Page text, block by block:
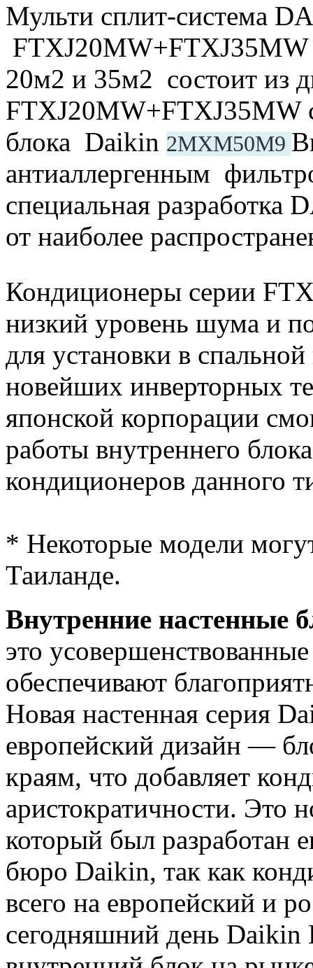
Мульти сплит-система
20м2 и 35м2 состоит из
FTXJ20MW+FTXJ35MW
блока Daikin 2MXM50M9
антиаллергенным
специальная разработка
от наиболее
Кондиционеры серии
низкий уровень шума и
для установки в
новейших инверторных
японской корпорации
работы внутреннего
кондиционеров данного
* Некоторые модели
Таиланде.
Внутренние настенные
это
обеспечивают
Новая настенная серия
европейский дизайн —
краям, что добавляет
аристократичности. Это
который был разработан
бюро Daikin, так как
всего на европейский и
сегодняшний день Daikin